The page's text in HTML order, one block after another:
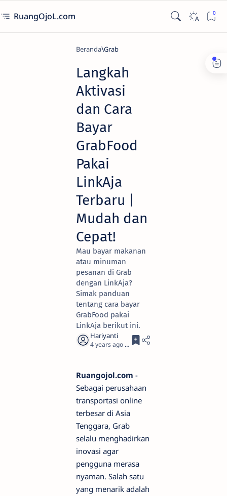
RuangOjoL.com
Beranda Grab
Langkah
Aktivasi
dan Cara
Bayar
GrabFood
Pakai
LinkAja
Terbaru |
Mudah dan
Cepat!
Mau bayar makanan
atau minuman
pesanan di Grab
dengan LinkAja?
Simak panduan
tentang cara bayar
GrabFood pakai
LinkAja berikut ini.
4 years ago 2
Ruangojol.com -
Sebagai perusahaan
transportasi online
terbesar di Asia
Tenggara, Grab
selalu menghadirkan
inovasi agar
pengguna merasa
nyaman. Salah satu
yang menarik adalah